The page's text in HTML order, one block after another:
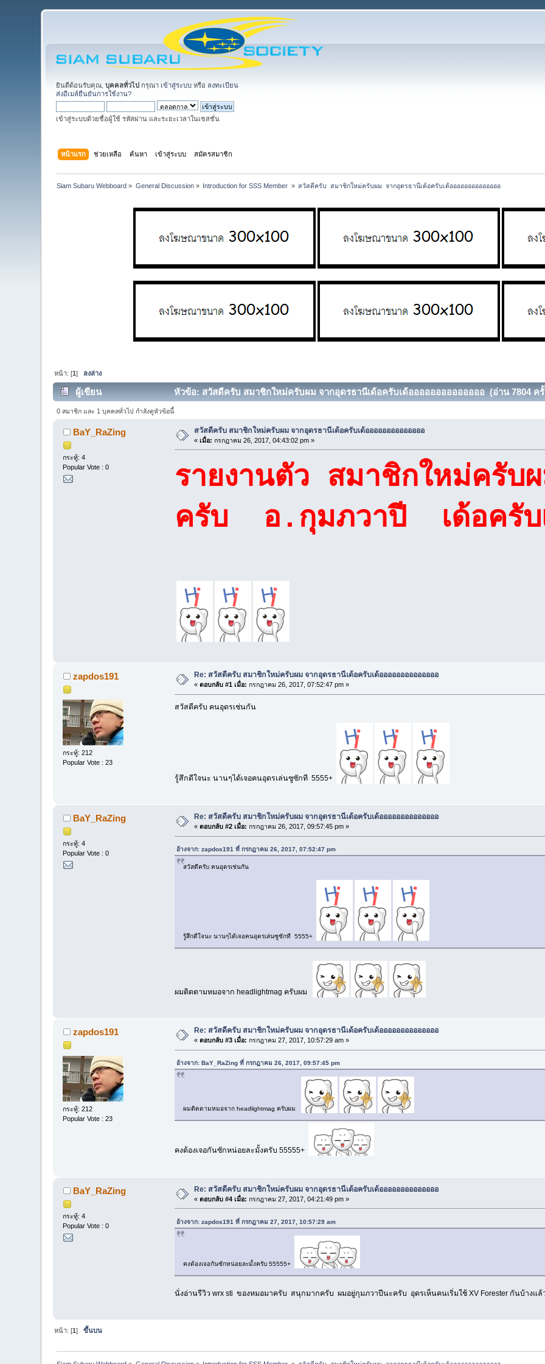
ยินดีต้อนรับคุณ,บุคคลทั่วไป กรุณา เข้าสู่ระบบ หรือ ลงทะเบียน
ส่งอีเมล์ยืนยันการใช้งาน?
เข้าสู่ระบบด้วยชื่อผู้ใช้ รหัสผ่าน และระยะเวลาในเซสชั่น
หน้าแรก ช่วยเหลือ ค้นหา เข้าสู่ระบบ สมัครสมาชิก
Siam Subaru Webboard » General Discussion» Introduction for SSS Member » สวัสดีครับ  สมาชิกใหม่ครับผม  จากอุดรธานีเด้อครับเด้ออออออออออออออ
หน้า: [1] ลงล่าง
ผู้เขียน หัวข้อ: สวัสดีครับ สมาชิกใหม่ครับผม จากอุดรธานีเด้อครับเด้ออออออออออออออ (อ่าน 7804 ครั้
0 สมาชิก และ 1 บุคคลทั่วไป กำลังดูหัวข้อนี้
BaY_RaZing
กระทู้: 4
Popular Vote : 0
สวัสดีครับ สมาชิกใหม่ครับผม จากอุดรธานีเด้อครับเด้ออออออออออออออ
«เมื่อ: กรกฎาคม 26, 2017, 04:43:02 pm »
รายงานตัว สมาชิกใหม่ครั
ครับ อ.กุมภวาปี เด้อครับ
zapdos191
กระทู้: 212
Popular Vote : 23
Re: สวัสดีครับ สมาชิกใหม่ครับผม จากอุดรธานีเด้อครับเด้ออออออออออออออ
«ตอบกลับ #1 เมื่อ: กรกฎาคม 26, 2017, 07:52:47 pm »
สวัสดีครับ คนอุดรเช่นกัน
รู้สึกดีใจนะ นานๆได้เจอคนอุดรเล่นซูซักที 5555+
BaY_RaZing
กระทู้: 4
Popular Vote : 0
Re: สวัสดีครับ สมาชิกใหม่ครับผม จากอุดรธานีเด้อครับเด้ออออออออออออออ
«ตอบกลับ #2 เมื่อ: กรกฎาคม 26, 2017, 09:57:45 pm »
อ้างจาก: zapdos191 ที่ กรกฎาคม 26, 2017, 07:52:47 pm
สวัสดีครับ คนอุดรเช่นกัน
รู้สึกดีใจนะ นานๆได้เจอคนอุดรเล่นซูซักที 5555+
ผมติดตามหมอจาก headlightmag ครับผม
zapdos191
กระทู้: 212
Popular Vote : 23
Re: สวัสดีครับ สมาชิกใหม่ครับผม จากอุดรธานีเด้อครับเด้ออออออออออออออ
«ตอบกลับ #3 เมื่อ: กรกฎาคม 27, 2017, 10:57:29 am »
อ้างจาก: BaY_RaZing ที่ กรกฎาคม 26, 2017, 09:57:45 pm
ผมติดตามหมอจาก headlightmag ครับผม
คงต้องเจอกันซักหน่อยละมั้งครับ 55555+
BaY_RaZing
กระทู้: 4
Popular Vote : 0
Re: สวัสดีครับ สมาชิกใหม่ครับผม จากอุดรธานีเด้อครับเด้ออออออออออออออ
«ตอบกลับ #4 เมื่อ: กรกฎาคม 27, 2017, 04:21:49 pm »
อ้างจาก: zapdos191 ที่ กรกฎาคม 27, 2017, 10:57:29 am
คงต้องเจอกันซักหน่อยละมั้งครับ 55555+
นั่งอ่านรีวิว wrx sti ของหมอมาครับ สนุกมากครับ ผมอยู่กุมภวาปีนะครับ อุดรเห็นคนเริ่มใช้ XV Forester กันบ้างแ
หน้า: [1]ขึ้นบน